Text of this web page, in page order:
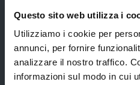
Questo sito web utilizza i
Utilizziamo i cookie per
annunci, per fornire
analizzare il nostro traffico.
informazioni sul modo in cui
Trasparenza – anticorruzione
CUG – Comitato Unico di Garanzia
Certificazione di qualità